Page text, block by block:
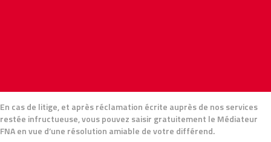
En cas de litige, et après réclamation écrite auprès de nos services
restée infructueuse, vous pouvez saisir gratuitement le Médiateur
FNA en vue d’une résolution amiable de votre différend.